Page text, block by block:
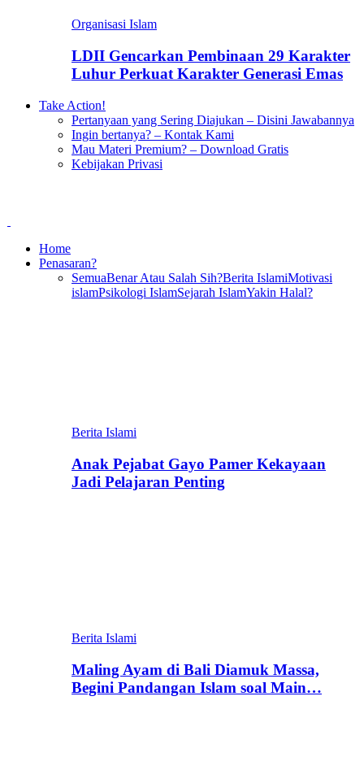
Organisasi Islam
LDII Gencarkan Pembinaan 29 Karakter
Luhur Perkuat Karakter Generasi Emas
Take Action!
Pertanyaan yang Sering Diajukan – Disini Jawabannya
Ingin bertanya? – Kontak Kami
Mau Materi Premium? – Download Gratis
Kebijakan Privasi
Home
Penasaran?
SemuaBenar Atau Salah Sih?Berita IslamiMotivasi
islamPsikologi IslamSejarah IslamYakin Halal?
Berita Islami
Anak Pejabat Gayo Pamer Kekayaan
Jadi Pelajaran Penting
Berita Islami
Maling Ayam di Bali Diamuk Massa,
Begini Pandangan Islam soal Main…